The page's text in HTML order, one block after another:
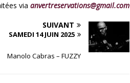
via anvertreservations@gmail.com
SUIVANT
SAMEDI 14 JUIN 2025
Manolo Cabras – FUZZY